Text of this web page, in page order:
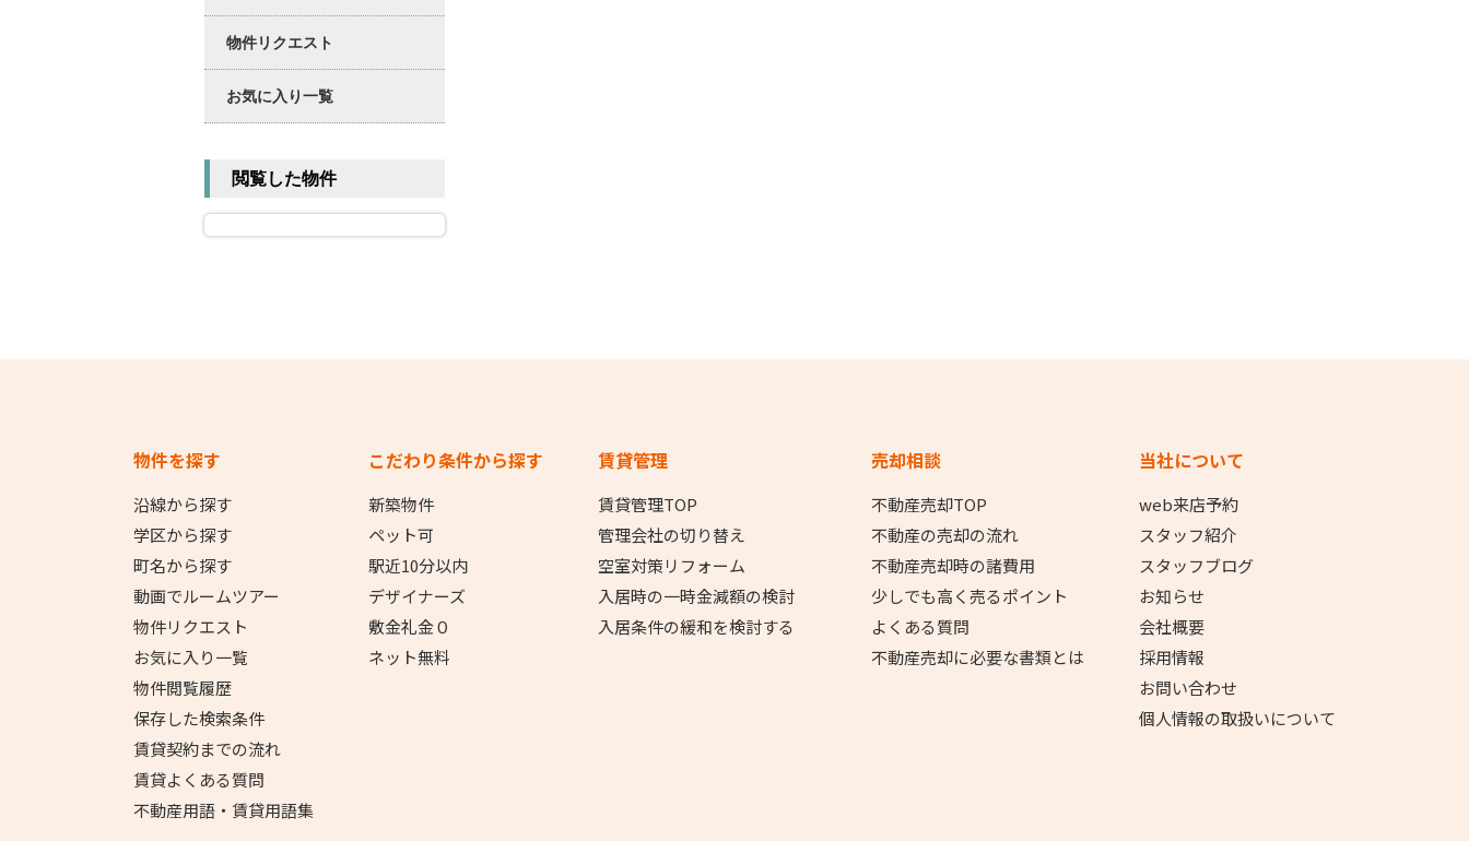
物件リクエスト
お気に入り一覧
閲覧した物件
物件を探す
沿線から探す
学区から探す
町名から探す
動画でルームツアー
物件リクエスト
お気に入り一覧
物件閲覧履歴
保存した検索条件
賃貸契約までの流れ
賃貸よくある質問
不動産用語・賃貸用語集
こだわり条件から探す
新築物件
ペット可
駅近10分以内
デザイナーズ
敷金礼金０
ネット無料
賃貸管理
賃貸管理TOP
管理会社の切り替え
空室対策リフォーム
入居時の一時金減額の検討
入居条件の緩和を検討する
売却相談
不動産売却TOP
不動産の売却の流れ
不動産売却時の諸費用
少しでも高く売るポイント
よくある質問
不動産売却に必要な書類とは
当社について
web来店予約
スタッフ紹介
スタッフブログ
お知らせ
会社概要
採用情報
お問い合わせ
個人情報の取扱いについて